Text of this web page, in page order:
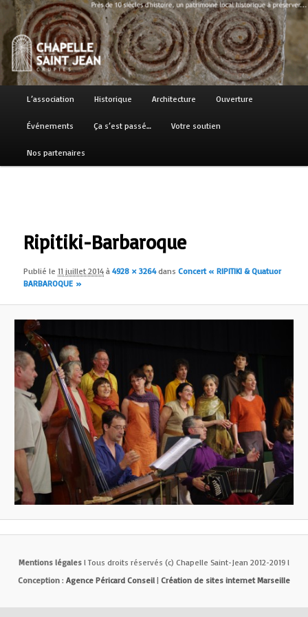
Aller
contenu
principalChapelle Saint Jean
Près de 10 siècles d'histoire, un patrimoine local historique à préserver…
L’association Historique Architecture Ouverture
Événements Ça s’est passé… Votre soutien
Nos partenaires
Ripitiki-Barbaroque
Publié le11 juillet 2014 à4928 × 3264dansConcert « RIPITIKI & Quatuor
BARBAROQUE »
Mentions légales l Tous droits réservés (c) Chapelle Saint-Jean 2012-2019 l
Conception : Agence Péricard Conseil | Création de sites internet Marseille